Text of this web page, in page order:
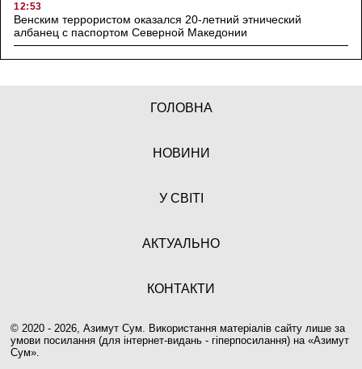
12:53
Венским террористом оказался 20-летний этнический
албанец с паспортом Северной Македонии
ГОЛОВНА
НОВИНИ
У СВІТІ
АКТУАЛЬНО
КОНТАКТИ
© 2020 - 2026, Азимут Сум. Використання матеріалів сайту лише за
умови посилання (для інтернет-видань - гіперпосилання) на «Азимут
Сум».